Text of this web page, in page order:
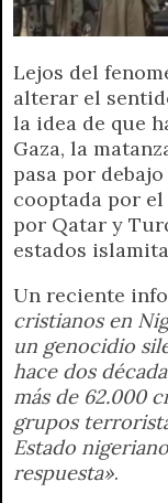
p
m
k
Lejos del
alterar el
la idea de que
Gaza, la
pasa por
cooptada por
por Qatar y
estados
Un reciente
cristianos en
un genocidio
hace dos
más de 62.000
grupos
Estado
respuesta».